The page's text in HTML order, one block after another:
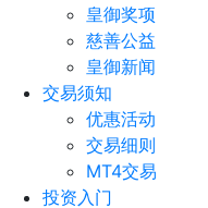
皇御奖项
慈善公益
皇御新闻
交易须知
优惠活动
交易细则
MT4交易
投资入门